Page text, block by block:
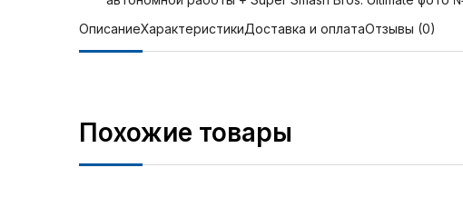
ОписаниеХарактеристикиДоставка и оплатаОтзывы (0)
Похожие товары